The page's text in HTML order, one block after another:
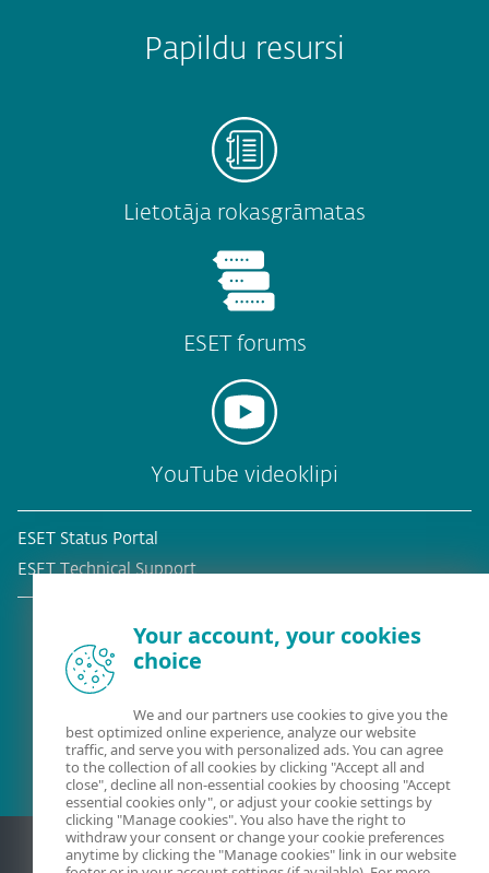
Papildu resursi
Lietotāja rokasgrāmatas
ESET forums
YouTube videoklipi
ESET Status Portal
ESET Technical Support
Esošais klients?
Your account, your cookies
choice
We and our partners use cookies to give you the
best optimized online experience, analyze our website
traffic, and serve you with personalized ads. You can agree
to the collection of all cookies by clicking "Accept all and
close", decline all non-essential cookies by choosing "Accept
essential cookies only", or adjust your cookie settings by
clicking "Manage cookies". You also have the right to
withdraw your consent or change your cookie preferences
anytime by clicking the "Manage cookies" link in our website